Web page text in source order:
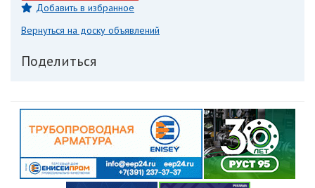
Добавить в избранное
Вернуться на доску объявлений
Поделиться